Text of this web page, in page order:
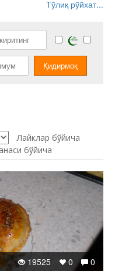
Тўлиқ рўйхат...
Лайклар бўйича
бўйича
0
0
19525